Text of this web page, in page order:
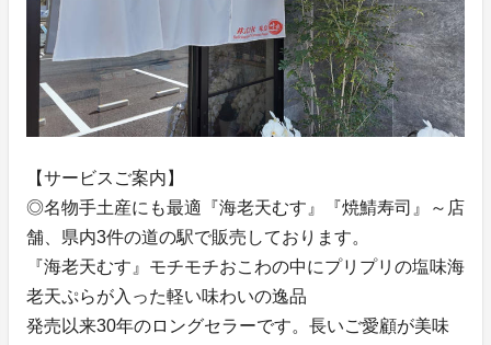
【サービスご案内】
◎名物手土産にも最適『海老天むす』『焼鯖寿司』～店
舗、県内3件の道の駅で販売しております。
『海老天むす』モチモチおこわの中にプリプリの塩味海
老天ぷらが入った軽い味わいの逸品
発売以来30年のロングセラーです。長いご愛顧が美味